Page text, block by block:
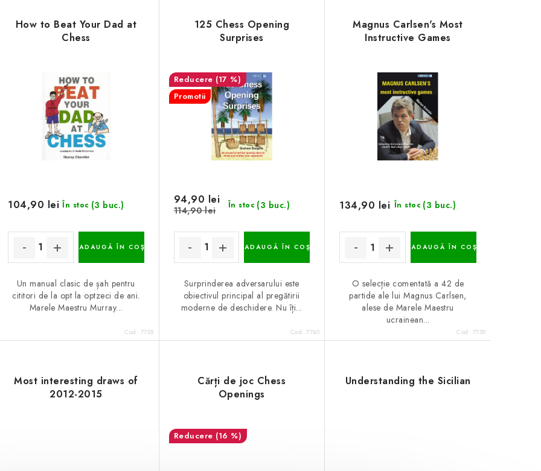
How to Beat Your Dad at
Chess
În stoc (3 buc.)
104,90 lei
ADAUGĂ ÎN COŞ
Un manual clasic de șah pentru
cititori de la opt la optzeci de ani.
Marele Maestru Murray...
Cod: 7755
125 Chess Opening
Surprises
(17 %)
Promotii
În stoc (3 buc.)
94,90 lei
114,90 lei
ADAUGĂ ÎN COŞ
Surprinderea adversarului este
obiectivul principal al pregătirii
moderne de deschidere. Nu îți...
Cod:7740
Magnus Carlsen's Most
Instructive Games
În stoc (3 buc.)
134,90 lei
ADAUGĂ ÎN COŞ
O selecție comentată a 42 de
partide ale lui Magnus Carlsen,
alese de Marele Maestru
ucrainean...
Cod: 7759
Most interesting draws of
2012-2015
Cărți de joc Chess
Openings
(16 %)
Understanding the Sicilian